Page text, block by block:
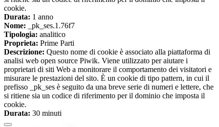
cookie.
Durata: 1 anno
Nome: _pk_ses.1.76f7
Tipologia: analitico
Proprieta: Prime Parti
Descrizione: Questo nome di cookie è associato alla piattaforma di
analisi web open source Piwik. Viene utilizzato per aiutare i
proprietari di siti Web a monitorare il comportamento dei visitatori e
misurare le prestazioni del sito. È un cookie di tipo pattern, in cui il
prefisso _pk_ses è seguito da una breve serie di numeri e lettere, che
si ritiene sia un codice di riferimento per il dominio che imposta il
cookie.
Durata: 30 minuti